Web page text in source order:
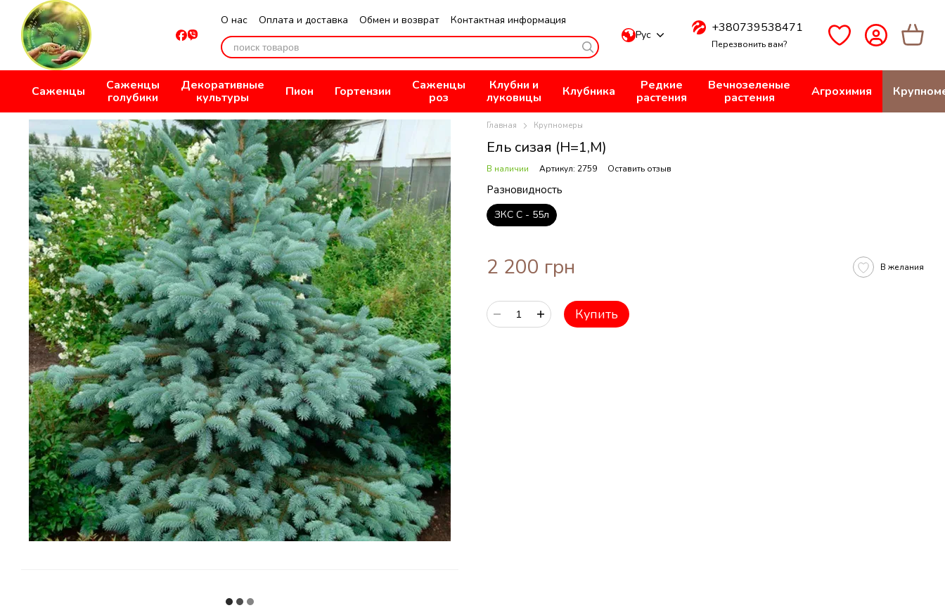
Перейти к основному контенту
О нас Оплата и доставка Обмен и возврат
Контактная информация
Отзывы о магазине
Публичная оферта Политика конфиденциальности Рус +380739538471
Перезвонить вам?
Саженцы
Саженцы
голубики
Декоративные
культуры
Пион Гортензии
Саженцы
роз
Клубни и
луковицы
Клубника
Редкие
растения
Вечнозеленые
растения
Агрохимия
Главная Крупномеры
Ель сизая (Н=1,М)
В наличии Артикул: 2759 Оставить отзыв
Разновидность
ЗКС С - 55л
2 200 грн В желания
Купить